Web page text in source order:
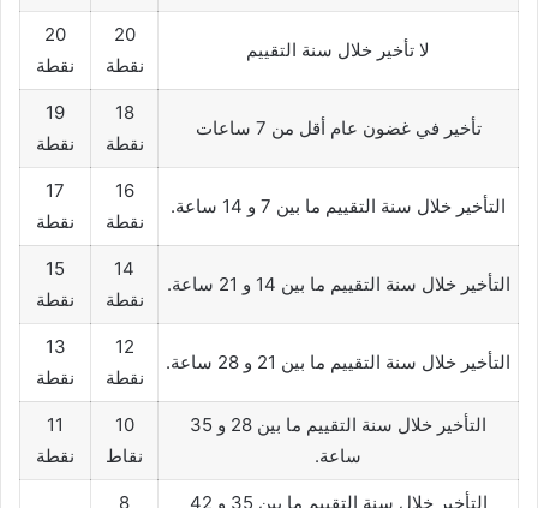
لا تأخير خلال سنة التقييم
20
نقطة
20
نقطة
تأخير في غضون عام أقل من 7 ساعات
18
نقطة
19
نقطة
التأخير خلال سنة التقييم ما بين 7 و 14 ساعة.
16
نقطة
17
نقطة
التأخير خلال سنة التقييم ما بين 14 و 21 ساعة.
14
نقطة
15
نقطة
التأخير خلال سنة التقييم ما بين 21 و 28 ساعة.
12
نقطة
13
نقطة
التأخير خلال سنة التقييم ما بين 28 و 35
ساعة.
10
نقاط
11
نقطة
التأخير خلال سنة التقييم ما بين 35 و 42
8